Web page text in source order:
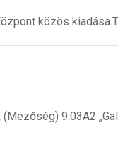
közös
9:03A2